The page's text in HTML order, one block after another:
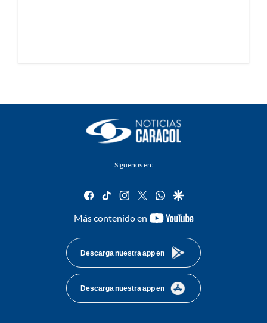
Síguenos en:
facebook
tiktok instagram
twitterwhatsapp
google
Más contenido en
youtube-
Descarga nuestra app en
Descarga nuestra app en